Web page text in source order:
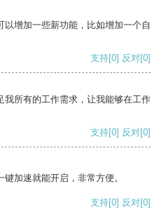
增加一些新功能，比如增加一个自
支持[0] 反对[0]
我所有的工作需求，让我能够在工作
支持[0] 反对[0]
加速就能开启，非常方便。
支持[0] 反对[0]